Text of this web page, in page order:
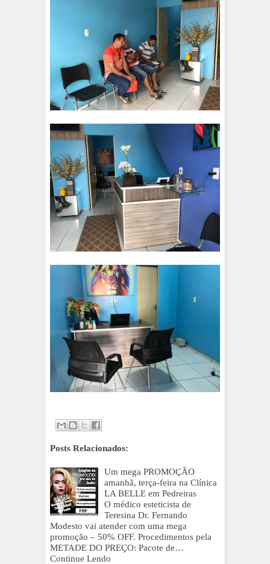
Posts Relacionados:
Um mega PROMOÇÃO
amanhã, terça-feira na Clínica
LA BELLE em Pedreiras
O médico esteticista de
Teresina Dr. Fernando
Modesto vai atender com uma mega
promoção – 50% OFF. Procedimentos pela
METADE DO PREÇO: Pacote de…
Continue Lendo